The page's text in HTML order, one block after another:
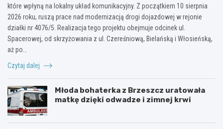
które wpłyną na lokalny układ komunikacyjny. Z początkiem 10 sierpnia
2026 roku, ruszą prace nad modernizacją drogi dojazdowej w rejonie
działki nr 4076/5. Realizacja tego projektu obejmuje odcinek ul.
Spacerowej, od skrzyżowania z ul. Czereśniową, Bielańską i Włosieńską,
aż po…
Czytaj dalej
Młoda bohaterka z Brzeszcz uratowała
matkę dzięki odwadze i zimnej krwi